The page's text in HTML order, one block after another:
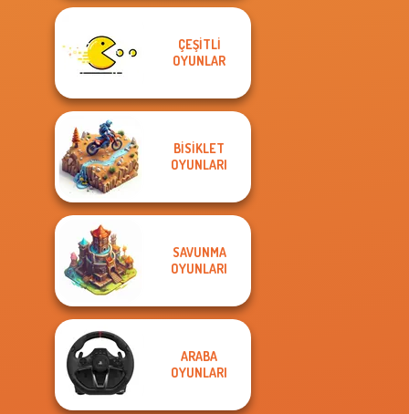
ÇEŞITLI
OYUNLAR
BISIKLET
OYUNLARI
SAVUNMA
OYUNLARI
ARABA
OYUNLARI